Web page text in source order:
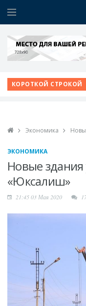
КОРОТКОЙ СТРОКОЙ
Экономика
ЭКОНОМИКА
Новые здания
«Юксалиш»
21:45 03 Мая 2020